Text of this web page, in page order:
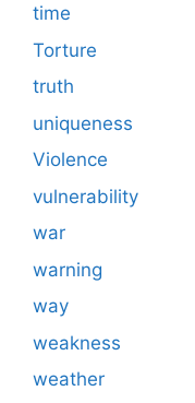
time
Torture
truth
uniqueness
Violence
vulnerability
war
warning
way
weakness
weather